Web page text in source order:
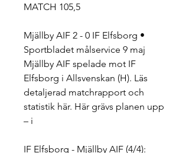
MATCH 105,5
Mjällby AIF 2 - 0 IF Elfsborg •
Sportbladet målservice 9 maj
Mjällby AIF spelade mot IF
Elfsborg i Allsvenskan (H). Läs
detaljerad matchrapport och
statistik här. Här grävs planen upp
– i
IF Elfsborg - Mjällby AIF (4/4):